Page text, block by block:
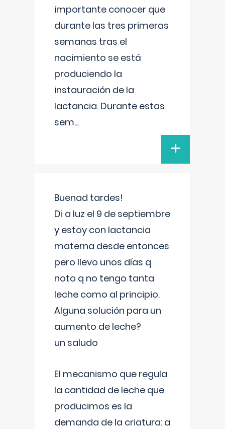
importante conocer que
durante las tres primeras
semanas tras el
nacimiento se está
produciendo la
instauración de la
lactancia. Durante estas
sem...
+
Buenad tardes!
Di a luz el 9 de septiembre
y estoy con lactancia
materna desde entonces
pero llevo unos días q
noto q no tengo tanta
leche como al principio.
Alguna solución para un
aumento de leche?
un saludo
El mecanismo que regula
la cantidad de leche que
producimos es la
demanda de la criatura: a